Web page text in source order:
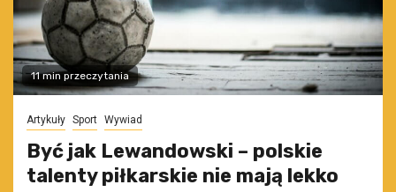
11 min przeczytania
Artykuły Sport Wywiad
Być jak Lewandowski – polskie
talenty piłkarskie nie mają lekko